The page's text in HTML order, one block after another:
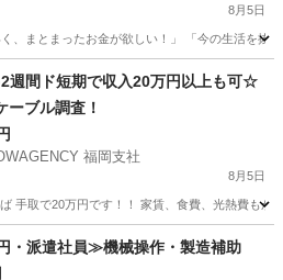
8月5日
、まとまったお金が欲しい！」 「今の生活を抜
工場 時給
週間ド短期で収入20万円以上も可☆
ーブル調査！
福岡支社
8月5日
手取で20万円です！！ 家賃、食費、光熱費も
室・派遣社員≫機械操作・製造補助